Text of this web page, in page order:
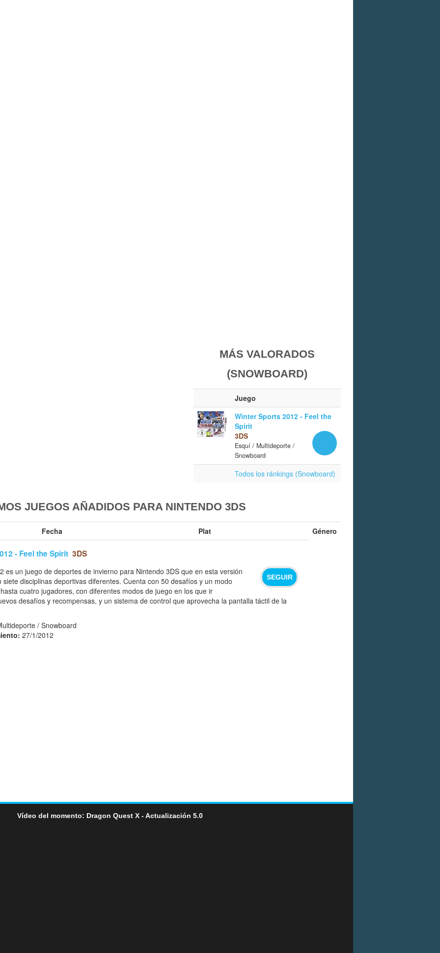
MÁS VALORADOS
(SNOWBOARD)
Juego
Winter Sports 2012 - Feel the
Spirit
3DS
Esquí / Multideporte /
Snowboard
Todos los ránkings (Snowboard)
JUEGOS AÑADIDOS PARA NINTENDO 3DS
Fecha Plat Género
- Feel the Spirit 3DS
SEGUIR
es un juego de deportes de invierno para Nintendo 3DS que en esta versión
siete disciplinas deportivas diferentes. Cuenta con 50 desafíos y un modo
cuatro jugadores, con diferentes modos de juego en los que ir
desafíos y recompensas, y un sistema de control que aprovecha la pantalla táctil de la
/ Snowboard
27/1/2012
Vídeo del momento: Dragon Quest X - Actualización 5.0